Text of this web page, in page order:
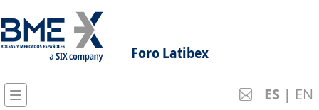
Foro Latibex
ES | EN